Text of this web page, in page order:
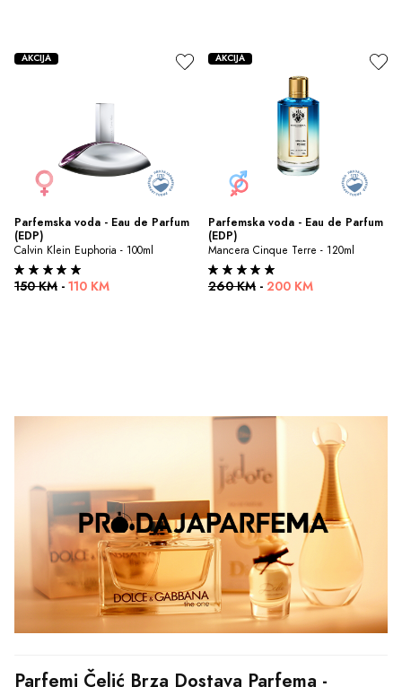
Parfemska voda - Eau de Parfum
(EDP)
Calvin Klein Euphoria - 100ml
150 KM - 110 KM
AKCIJA
Parfemska voda - Eau de Parfum
(EDP)
Mancera Cinque Terre - 120ml
260 KM - 200 KM
AKCIJA
Parfemi Čelić Brza Dostava Parfema -